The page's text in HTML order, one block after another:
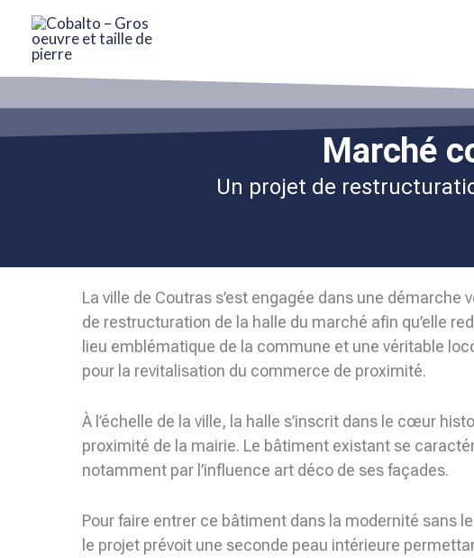
contenu
Marché
Un projet de
La ville de Coutras s’est engagée dans une démarche
de restructuration de la halle du marché afin qu’elle
lieu emblématique de la commune et une véritable
pour la revitalisation du commerce de proximité.
À l’échelle de la ville, la halle s’inscrit dans le cœur
proximité de la mairie. Le bâtiment existant se
notamment par l’influence art déco de ses façades.
Pour faire entrer ce bâtiment dans la modernité sans
le projet prévoit une seconde peau intérieure